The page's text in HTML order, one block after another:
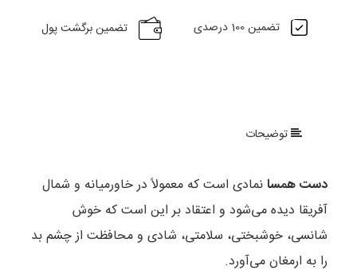
تضمین 100 درصدی تضمین برگشت پول
توضیحات
دست همسانمادی است که معمولاً در خاورمیانه و شمال
آفریقا دیده می‌شود و اعتقاد بر این است که خوش
شانسی، خوشبختی، سلامتی، شادی و محافظت از چشم بد
را به ارمغان می‌آورد.